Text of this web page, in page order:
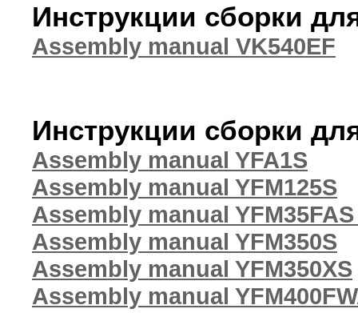
Инструкции сборки
Assembly manual VK540EF
Инструкции сборки
Assembly manual YFA1S
Assembly manual YFM125S
Assembly manual YFM35FAS
Assembly manual YFM350S
Assembly manual YFM350XS
Assembly manual